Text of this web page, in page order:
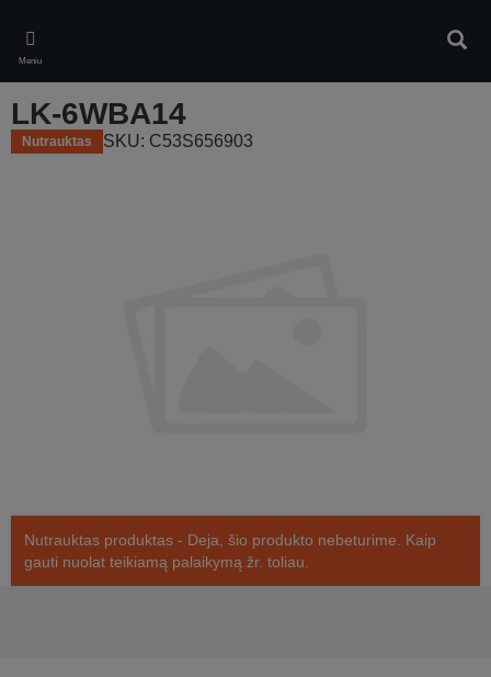
main
content
Meniu
LK-6WBA14
Nutrauktas SKU: C53S656903
Nutrauktas produktas - Deja, šio produkto nebeturime. Kaip
gauti nuolat teikiamą palaikymą žr. toliau.